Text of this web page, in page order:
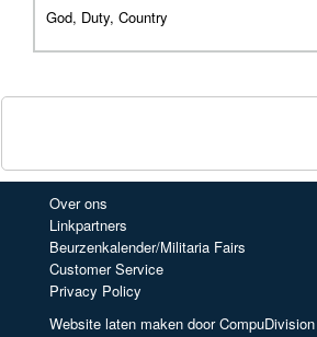
God, Duty, Country
Over ons
Linkpartners
Beurzenkalender/Militaria Fairs
Customer Service
Privacy Policy
Website laten maken door CompuDivision